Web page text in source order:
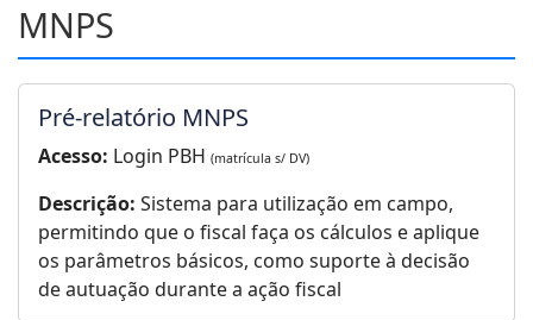
MNPS
Pré-relatório MNPS
Acesso: Login PBH (matrícula s/ DV)
Descrição: Sistema para utilização em campo,
permitindo que o fiscal faça os cálculos e aplique
os parâmetros básicos, como suporte à decisão
de autuação durante a ação fiscal